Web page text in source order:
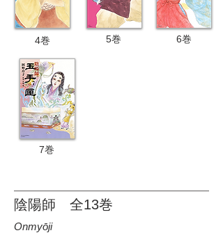
4巻 5巻 6巻
7巻
Onmyōji
陰陽師 全13巻